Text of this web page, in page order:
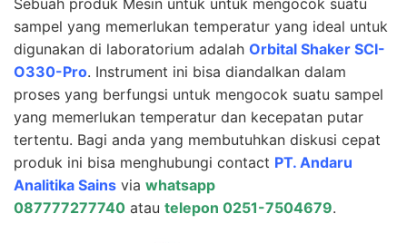
Sebuah produk Mesin untuk untuk mengocok suatu
sampel yang memerlukan temperatur yang ideal untuk
digunakan di laboratorium adalah Orbital Shaker SCI-
O330-Pro. Instrument ini bisa diandalkan dalam
proses yang berfungsi untuk mengocok suatu sampel
yang memerlukan temperatur dan kecepatan putar
tertentu. Bagi anda yang membutuhkan diskusi cepat
produk ini bisa menghubungi contact PT. Andaru
Analitika Sains via whatsapp
087777277740 atau telepon 0251-7504679.